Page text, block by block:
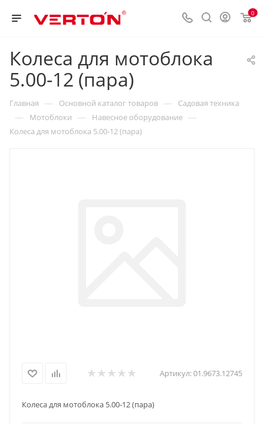
0
Колеса для мотоблока
5.00-12 (пара)
Главная — Основной каталог товаров — Садовая техника
— Мотоблоки — Навесное оборудование —
Колеса для мотоблока 5.00-12 (пара)
Артикул:01.9673.12745
Колеса для мотоблока 5.00-12 (пара)